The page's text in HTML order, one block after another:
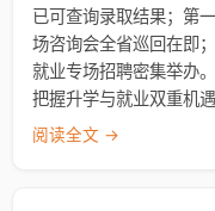
已可查询录取结果；第
场咨询会全省巡回在即
就业专场招聘密集举办
把握升学与就业双重机遇
阅读全文 →